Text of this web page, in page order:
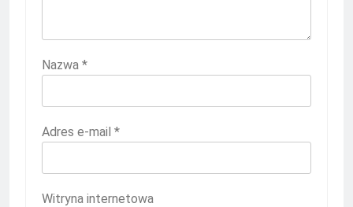
Nazwa *
Adres e-mail *
Witryna internetowa